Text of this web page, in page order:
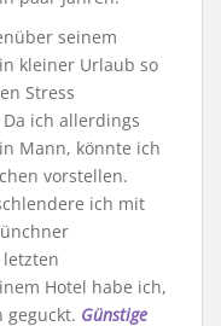
seinem
kleiner Urlaub so
Stress
ich allerdings
Mann, könnte ich
vorstellen.
ich mit
Hotel habe ich,
geguckt. Günstige